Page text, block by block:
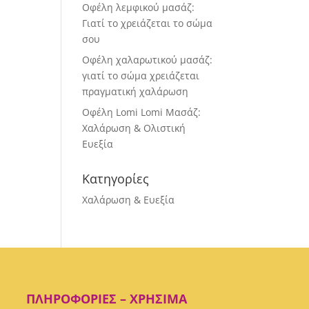
Οφέλη λεμφικού μασάζ:
Γιατί το χρειάζεται το σώμα
σου
Οφέλη χαλαρωτικού μασάζ:
γιατί το σώμα χρειάζεται
πραγματική χαλάρωση
Οφέλη Lomi Lomi Μασάζ:
Χαλάρωση & Ολιστική
Ευεξία
Κατηγορίες
Χαλάρωση & Ευεξία
ΠΛΗΡΟΦΟΡΊΕΣ – ΧΡΉΣΙΜΑ